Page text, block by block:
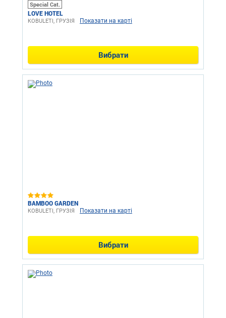
Special Cat.
LOVE HOTEL
KOBULETI, ГРУЗІЯ Показати на карті
Вибрати
BAMBOO GARDEN
KOBULETI, ГРУЗІЯ Показати на карті
Вибрати